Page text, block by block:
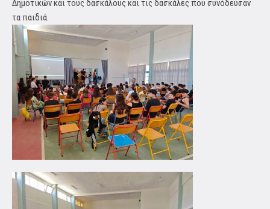
Δημοτικών και τους δασκάλους και τις δασκάλες που συνόδευσαν
τα παιδιά.